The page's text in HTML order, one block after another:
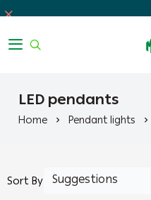
LED pendants
Home Pendant lights
Sort By